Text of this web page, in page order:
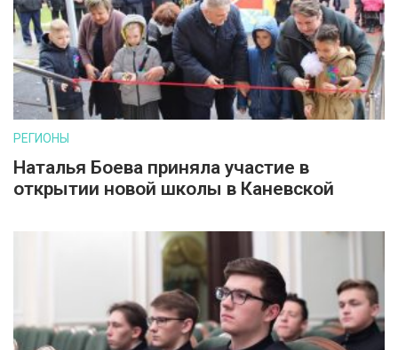
РЕГИОНЫ
Наталья Боева приняла участие в
открытии новой школы в Каневской